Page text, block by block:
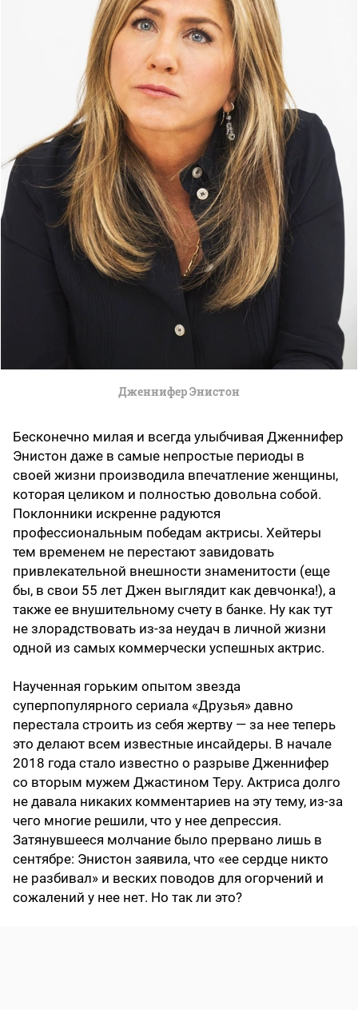
Дженнифер Энистон
Бесконечно милая и всегда улыбчивая Дженнифер
Энистон даже в самые непростые периоды в
своей жизни производила впечатление женщины,
которая целиком и полностью довольна собой.
Поклонники искренне радуются
профессиональным победам актрисы. Хейтеры
тем временем не перестают завидовать
привлекательной внешности знаменитости (еще
бы, в свои 55 лет Джен выглядит как девчонка!), а
также ее внушительному счету в банке. Ну как тут
не злорадствовать из-за неудач в личной жизни
одной из самых коммерчески успешных актрис.
Наученная горьким опытом звезда
суперпопулярного сериала «Друзья» давно
перестала строить из себя жертву — за нее теперь
это делают всем известные инсайдеры. В начале
2018 года стало известно о разрыве Дженнифер
со вторым мужем Джастином Теру. Актриса долго
не давала никаких комментариев на эту тему, из-за
чего многие решили, что у нее депрессия.
Затянувшееся молчание было прервано лишь в
сентябре: Энистон заявила, что «ее сердце никто
не разбивал» и веских поводов для огорчений и
сожалений у нее нет. Но так ли это?